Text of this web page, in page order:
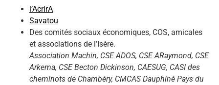
l’AcrirA
Savatou
Des comités sociaux économiques, COS, amicales
et associations de l’Isère.
Association Machin, CSE ADOS, CSE ARaymond, CSE
Arkema, CSE Becton Dickinson, CAESUG, CASI des
cheminots de Chambéry, CMCAS Dauphiné Pays du